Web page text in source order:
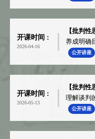
开课时间 :
2026-04-16
【批判
养成明确
惯公开讲座
开课时间 :
2026-05-13
【批判
理解谈判
（价值创
公开讲座